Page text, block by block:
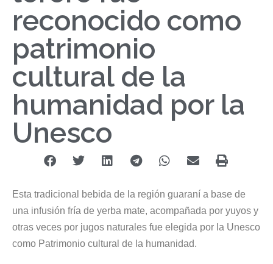
reconocido como
patrimonio
cultural de la
humanidad por la
Unesco
Esta tradicional bebida de la región guaraní a base de
una infusión fría de yerba mate, acompañada por yuyos y
otras veces por jugos naturales fue elegida por la Unesco
como Patrimonio cultural de la humanidad.